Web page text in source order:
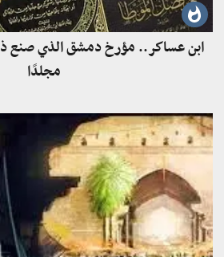
ابن عساكر.. مؤرخ دمشق الذي صنع
مجلدًا